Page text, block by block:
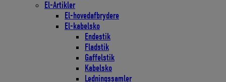
El-Artikler
El-hovedafbrydere
El-kabelsko
Endestik
Fladstik
Gaffelstik
Kabelsko
Ledningssamler